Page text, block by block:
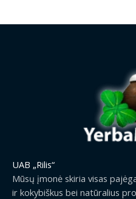
UAB „Rilis“
Mūsų įmonė skiria visas
ir kokybiškus bei natūralius